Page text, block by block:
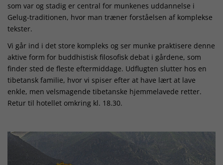
som var og stadig er central for munkenes uddannelse i
Gelug-traditionen, hvor man træner forståelsen af komplekse
tekster.
Vi går ind i det store kompleks og ser munke praktisere denne
aktive form for buddhistisk filosofisk debat i gårdene, som
finder sted de fleste eftermiddage. Udflugten slutter hos en
tibetansk familie, hvor vi spiser efter at have lært at lave
enkle, men velsmagende tibetanske hjemmelavede retter.
Retur til hotellet omkring kl. 18.30.